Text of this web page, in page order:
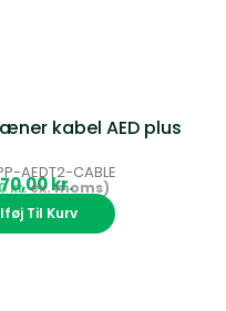
kabel AED plus
AEDT2-CABLE
kr.
kr.
Til Kurv